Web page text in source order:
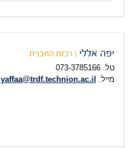
המבוקשת
יפה אללי | רכזת התכנית
טל. 073-3785166
מייל. yaffaa@trdf.technion.ac.il